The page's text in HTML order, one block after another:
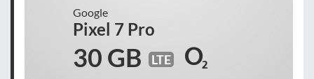
Google
Pixel 7 Pro
30 GB LTE